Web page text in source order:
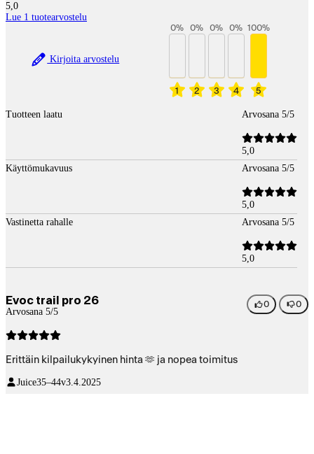
5,0
Lue 1 tuotearvostelu
Kirjoita arvostelu
1
0%
2
0%
3
0%
4
0%
5
100%
Tuotteen laatu Arvosana 5/5
5,0
Käyttömukavuus
Arvosana 5/5
5,0
Vastinetta rahalle
Arvosana 5/5
5,0
Evoc trail pro 26
Arvosana 5/5
0 0
Erittäin kilpailukykyinen hinta 🫶 ja nopea toimitus
Juice35–44v3.4.2025